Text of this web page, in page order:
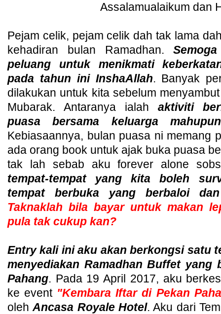
Assalamualaikum dan
Pejam celik, pejam celik dah tak lama
kehadiran bulan Ramadhan.
peluang untuk menikmati
pada tahun ini InshaAllah. Banyak
dilakukan untuk kita sebelum
Mubarak. Antaranya ialah aktiviti
puasa bersama keluarga
Kebiasaannya, bulan puasa ni memang
ada orang book untuk ajak buka puasa
tak lah sebab aku forever alone
tempat-tempat yang kita boleh
tempat berbuka yang berbaloi
Taknaklah bila bayar untuk makan
pula tak cukup kan?
Entry kali ini aku akan berkongsi satu
menyediakan Ramadhan Buffet yang
Pahang. Pada 19 April 2017, aku
ke event "Kembara Iftar di Pekan
olehAncasa Royale Hotel. Aku dari